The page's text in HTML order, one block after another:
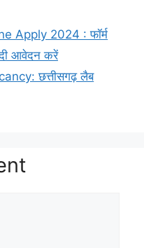
Apply 2024 : फॉर्म
आवेदन करें
छत्तीसगढ़ लैब